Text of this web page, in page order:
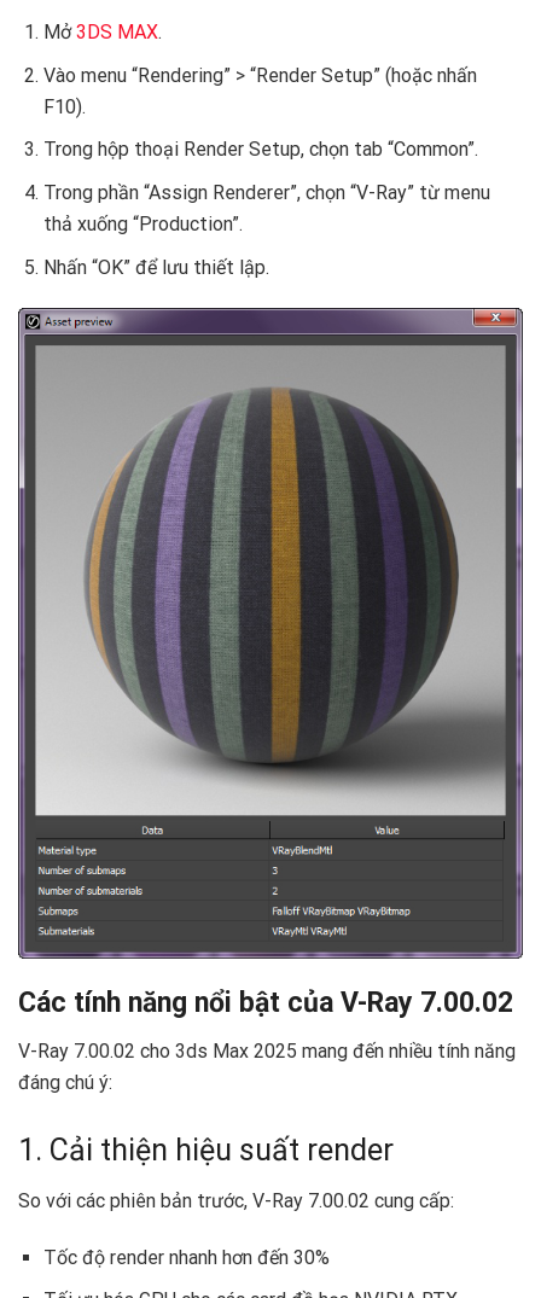
Mở3DS MAX.
Vào menu “Rendering” > “Render Setup” (hoặc nhấn
F10).
Trong hộp thoại Render Setup, chọn tab “Common”.
Trong phần “Assign Renderer”, chọn “V-Ray” từ menu
thả xuống “Production”.
Nhấn “OK” để lưu thiết lập.
Các tính năng nổi bật của V-Ray 7.00.02
V-Ray 7.00.02 cho 3ds Max 2025 mang đến nhiều tính năng
đáng chú ý:
1. Cải thiện hiệu suất render
So với các phiên bản trước, V-Ray 7.00.02 cung cấp:
Tốc độ render nhanh hơn đến 30%